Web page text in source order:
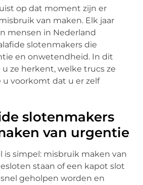
op dat moment zijn er
van maken. Elk jaar
mensen in Nederland
slotenmakers die
en onwetendheid. In dit
ze herkent, welke trucs ze
voorkomt dat u er zelf
slotenmakers
van urgentie
is simpel: misbruik maken van
staan of een kapot slot
geholpen worden en